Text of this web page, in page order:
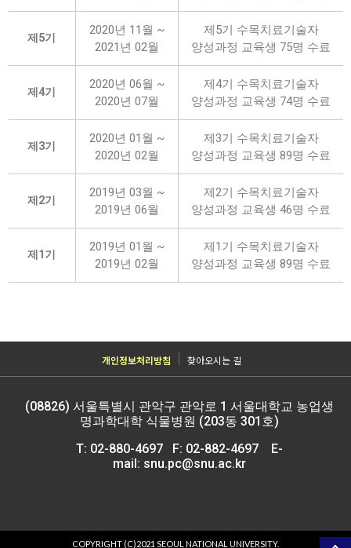
제5기
2020년 11월 ~
2021년 02월
제5기 수목치료기술자
양성과정 교육생 75명 수료
제4기
2020년 06월 ~
2020년 07월
제4기 수목치료기술자
양성과정 교육생 74명 수료
제3기
2020년 01월 ~
2020년 02월
제3기 수목치료기술자
양성과정 교육생 89명 수료
제2기
2019년 03월 ~
2019년 06월
제2기 수목치료기술자
양성과정 교육생 46명 수료
제1기
2019년 01월 ~
2019년 02월
제1기 수목치료기술자
양성과정 교육생 89명 수료
개인정보처리방침 찾아오시는 길
(08826) 서울특별시 관악구 관악로 1 서울대학교 농업생
명과학대학 식물병원 (203동 301호)
T: 02-880-4697
F: 02-882-4697 E-
mail: snu.pc@snu.ac.kr
COPYRIGHT (C)2021 SEOUL NATIONAL UNIVERSITY.